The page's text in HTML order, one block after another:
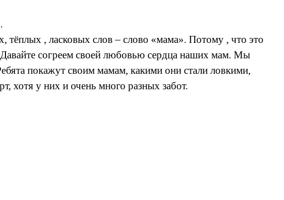
тёплых , ласковых слов – слово «мама». Потому , что это
Давайте согреем своей любовью сердца наших мам. Мы
покажут своим мамам, какими они стали ловкими,
у них и очень много разных забот.